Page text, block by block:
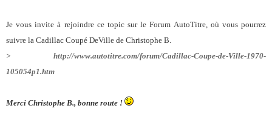
Je vous invite à rejoindre ce topic sur le Forum AutoTitre, où vous pourrez
suivre la Cadillac Coupé DeVille de Christophe B.
> http://www.autotitre.com/forum/Cadillac-Coupe-de-Ville-1970-
105054p1.htm
Merci Christophe B., bonne route !